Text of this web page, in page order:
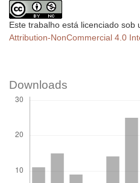
Este trabalho está licenciado sob
Attribution-NonCommercial 4.0
Downloads